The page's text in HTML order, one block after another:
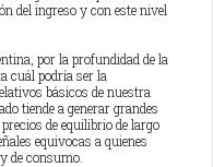
del ingreso y con este nivel
por la profundidad de la
cuál podría ser la
básicos de nuestra
tiende a generar grandes
de equilibrio de largo
equivocas a quienes
de consumo.